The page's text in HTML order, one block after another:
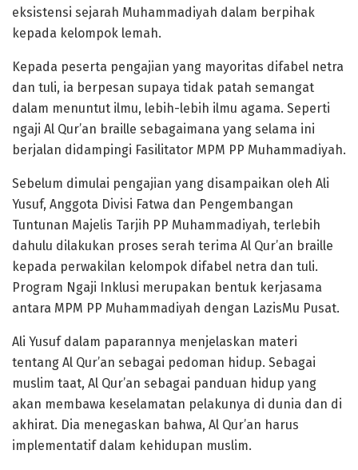
eksistensi sejarah Muhammadiyah dalam berpihak
kepada kelompok lemah.
Kepada peserta pengajian yang mayoritas difabel netra
dan tuli, ia berpesan supaya tidak patah semangat
dalam menuntut ilmu, lebih-lebih ilmu agama. Seperti
ngaji Al Qur’an braille sebagaimana yang selama ini
berjalan didampingi Fasilitator MPM PP Muhammadiyah.
Sebelum dimulai pengajian yang disampaikan oleh Ali
Yusuf, Anggota Divisi Fatwa dan Pengembangan
Tuntunan Majelis Tarjih PP Muhammadiyah, terlebih
dahulu dilakukan proses serah terima Al Qur’an braille
kepada perwakilan kelompok difabel netra dan tuli.
Program Ngaji Inklusi merupakan bentuk kerjasama
antara MPM PP Muhammadiyah dengan LazisMu Pusat.
Ali Yusuf dalam paparannya menjelaskan materi
tentang Al Qur’an sebagai pedoman hidup. Sebagai
muslim taat, Al Qur’an sebagai panduan hidup yang
akan membawa keselamatan pelakunya di dunia dan di
akhirat. Dia menegaskan bahwa, Al Qur’an harus
implementatif dalam kehidupan muslim.